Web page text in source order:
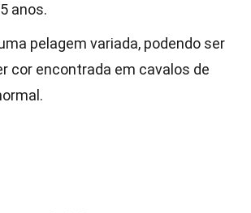
anos.
pelagem variada, podendo ser
cor encontrada em cavalos de